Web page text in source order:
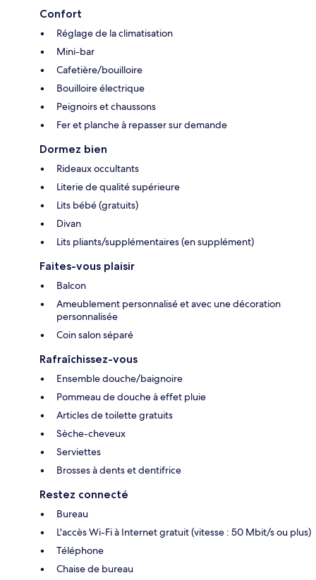
Confort
Réglage de la climatisation
Mini-bar
Cafetière/bouilloire
Bouilloire électrique
Peignoirs et chaussons
Fer et planche à repasser sur demande
Dormez bien
Rideaux occultants
Literie de qualité supérieure
Lits bébé (gratuits)
Divan
Lits pliants/supplémentaires (en supplément)
Faites-vous plaisir
Balcon
Ameublement personnalisé et avec une décoration
personnalisée
Coin salon séparé
Rafraîchissez-vous
Ensemble douche/baignoire
Pommeau de douche à effet pluie
Articles de toilette gratuits
Sèche-cheveux
Serviettes
Brosses à dents et dentifrice
Restez connecté
Bureau
L'accès Wi-Fi à Internet gratuit (vitesse : 50 Mbit/s ou plus)
Téléphone
Chaise de bureau